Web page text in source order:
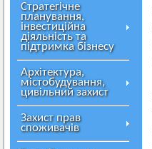
Стратегічне
планування,
інвестиційна
діяльність та
підтримка бізнесу
Архітектура,
містобудування,
цивільний захист
Захист прав
споживачів